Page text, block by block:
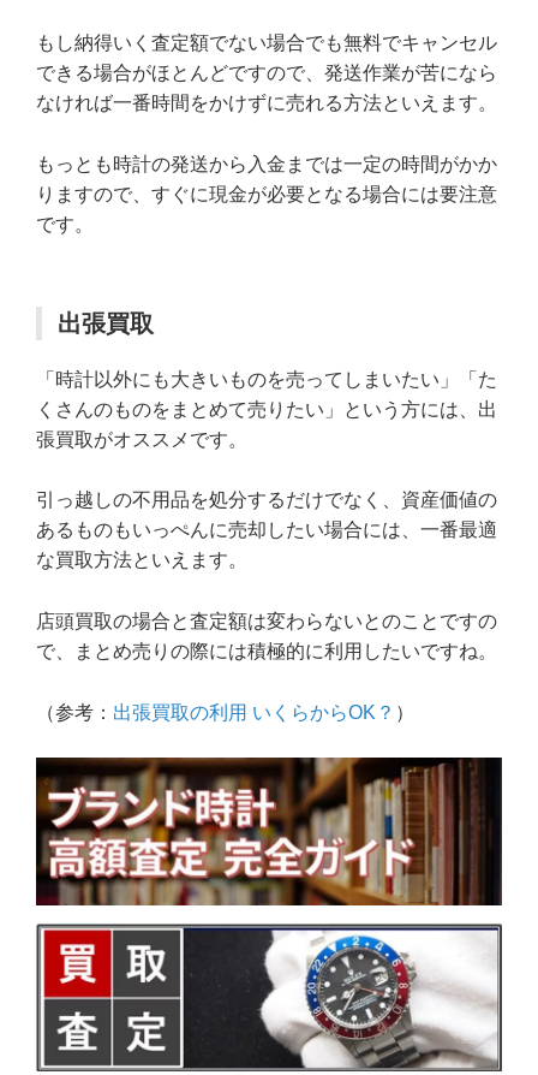
もし納得いく査定額でない場合でも無料でキャンセル
できる場合がほとんどですので、発送作業が苦になら
なければ一番時間をかけずに売れる方法といえます。
もっとも時計の発送から入金までは一定の時間がかか
りますので、すぐに現金が必要となる場合には要注意
です。
出張買取
「時計以外にも大きいものを売ってしまいたい」「た
くさんのものをまとめて売りたい」という方には、出
張買取がオススメです。
引っ越しの不用品を処分するだけでなく、資産価値の
あるものもいっぺんに売却したい場合には、一番最適
な買取方法といえます。
店頭買取の場合と査定額は変わらないとのことですの
で、まとめ売りの際には積極的に利用したいですね。
（参考： 出張買取の利用 いくらからOK？ ）